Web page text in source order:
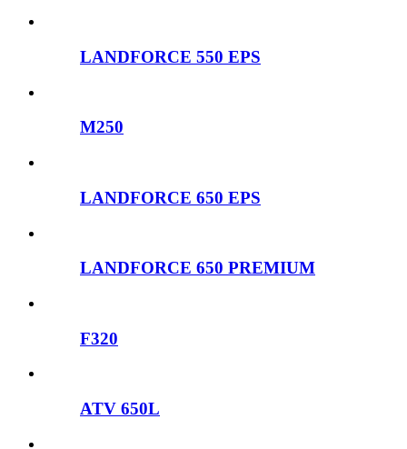
LANDFORCE 550 EPS
M250
LANDFORCE 650 EPS
LANDFORCE 650 PREMIUM
F320
ATV 650L